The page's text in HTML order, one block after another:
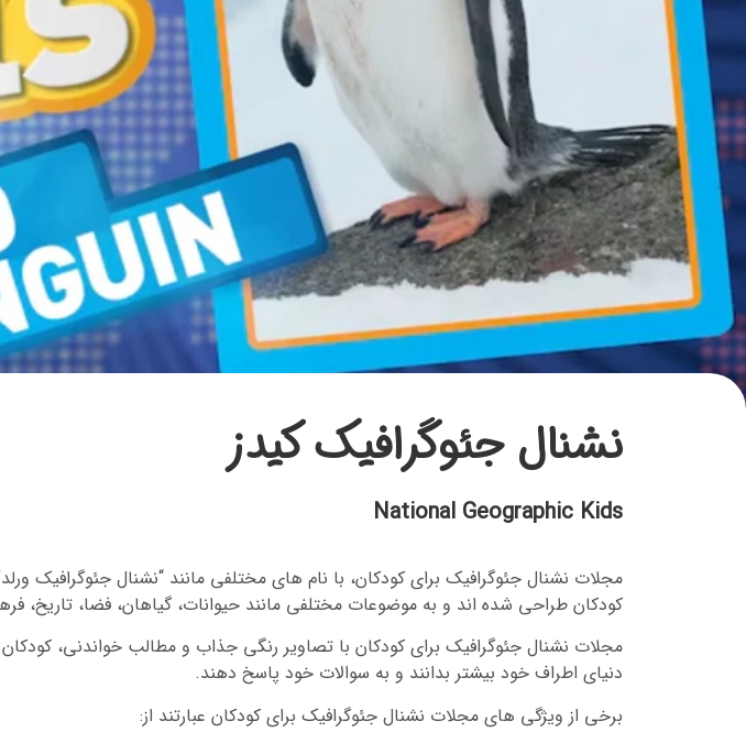
نشنال جئوگرافیک کیدز
National Geographic Kids
مجلات نشنال جئوگرافیک برای کودکان، با نام های مختلفی مانند “نشنال
کودکان طراحی شده اند و به موضوعات مختلفی مانند حیوانات، گیاهان، فضا، تاریخ،
مجلات نشنال جئوگرافیک برای کودکان با تصاویر رنگی جذاب و مطالب خواندنی،
دنیای اطراف خود بیشتر بدانند و به سوالات خود پاسخ دهند.
برخی از ویژگی های مجلات نشنال جئوگرافیک برای کودکان عبارتند از: